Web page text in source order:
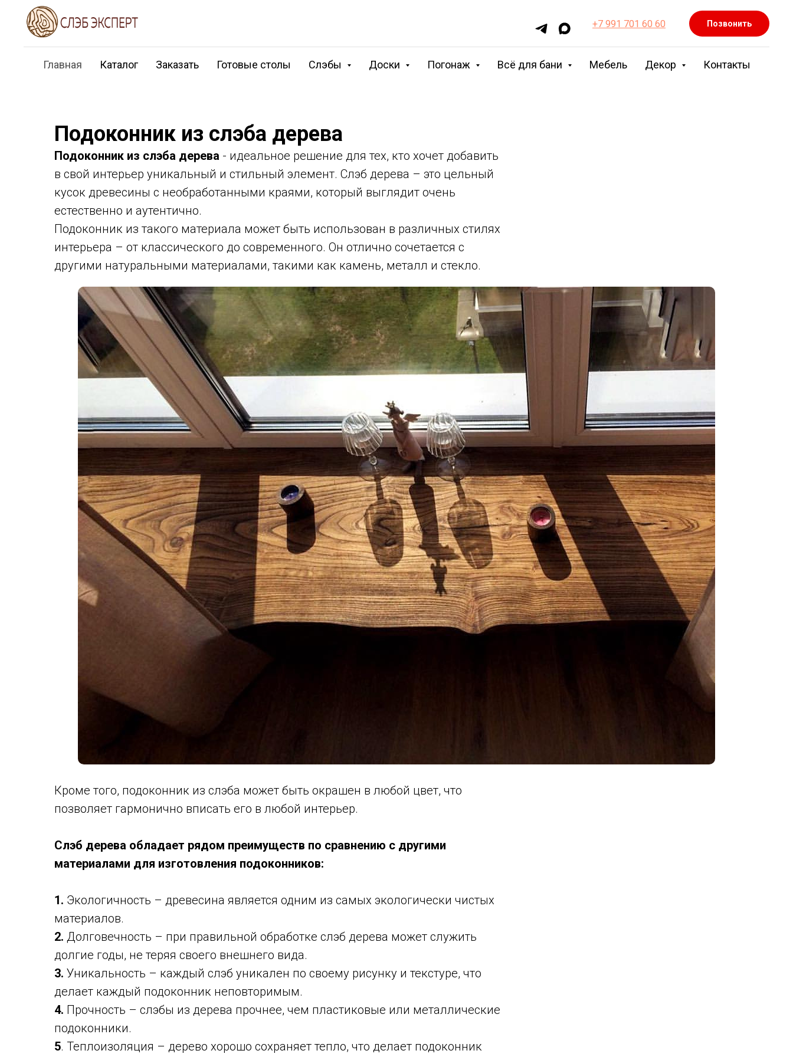
+7 991 701 60 60 Позвонить
Главная Каталог Заказать Готовые столы Слэбы Доски Погонаж Всё для бани Мебель Декор Контакты
Подоконник из слэба дерева
Подоконник из слэба дерева - идеальное решение для тех, кто хочет добавить
в свой интерьер уникальный и стильный элемент. Слэб дерева – это цельный
кусок древесины с необработанными краями, который выглядит очень
естественно и аутентично.
Подоконник из такого материала может быть использован в различных стилях
интерьера – от классического до современного. Он отлично сочетается с
другими натуральными материалами, такими как камень, металл и стекло.
Кроме того, подоконник из слэба может быть окрашен в любой цвет, что
позволяет гармонично вписать его в любой интерьер.
Слэб дерева обладает рядом преимуществ по сравнению с другими
материалами для изготовления подоконников:
1. Экологичность – древесина является одним из самых экологически чистых
материалов.
2. Долговечность – при правильной обработке слэб дерева может служить
долгие годы, не теряя своего внешнего вида.
3. Уникальность – каждый слэб уникален по своему рисунку и текстуре, что
делает каждый подоконник неповторимым.
4. Прочность – слэбы из дерева прочнее, чем пластиковые или металлические
подоконники.
5. Теплоизоляция – дерево хорошо сохраняет тепло, что делает подоконник